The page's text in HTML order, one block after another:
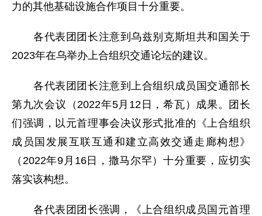
力的其他基础设施合作项目十分重要。
各代表团团长注意到乌兹别克斯坦共和国关于
2023年在乌举办上合组织交通论坛的建议。
各代表团团长注意到上合组织成员国交通部长
第九次会议（2022年5月12日，希瓦）成果。团长
们强调，以元首理事会决议形式批准的《上合组织
成员国发展互联互通和建立高效交通走廊构想》
（2022年9月16日，撒马尔罕）十分重要，应切实
落实该构想。
各代表团团长强调，《上合组织成员国元首理